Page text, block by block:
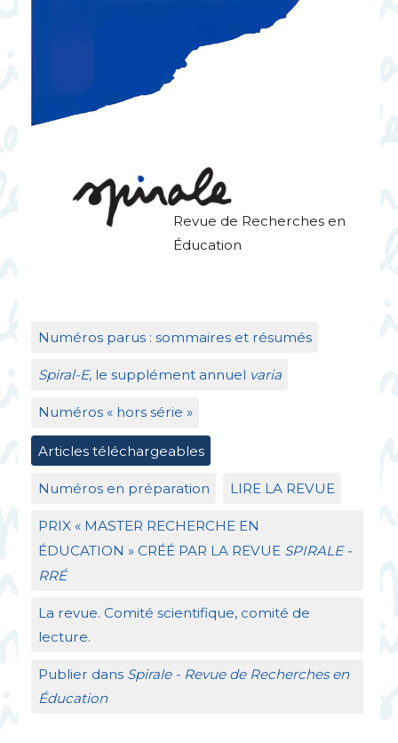
Revue de Recherches en
Éducation
Numéros parus : sommaires et résumés
Spiral-E, le supplément annuel varia
Numéros « hors série »
Articles téléchargeables
Numéros en préparation LIRE LA REVUE
PRIX« MASTER RECHERCHE EN
ÉDUCATION » CRÉÉ PAR LA REVUE SPIRALE-
RRÉ
La revue. Comité scientifique, comité de
lecture.
Publier dans Spirale - Revue de Recherches en
Éducation